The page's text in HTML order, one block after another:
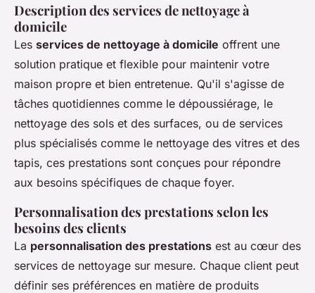
Description des services de nettoyage à
domicile
Les services de nettoyage à domicile offrent une
solution pratique et flexible pour maintenir votre
maison propre et bien entretenue. Qu'il s'agisse de
tâches quotidiennes comme le dépoussiérage, le
nettoyage des sols et des surfaces, ou de services
plus spécialisés comme le nettoyage des vitres et des
tapis, ces prestations sont conçues pour répondre
aux besoins spécifiques de chaque foyer.
Personnalisation des prestations selon les
besoins des clients
La personnalisation des prestations est au cœur des
services de nettoyage sur mesure. Chaque client peut
définir ses préférences en matière de produits